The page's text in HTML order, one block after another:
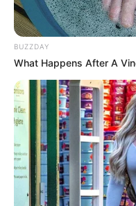
BUZZDAY
What Happens After A